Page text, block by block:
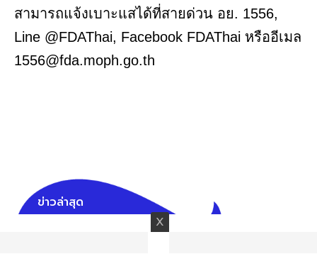
สามารถแจ้งเบาะแสได้ที่สายด่วน อย. 1556,
Line @FDAThai, Facebook FDAThai หรืออีเมล
1556@fda.moph.go.th
ข่าวล่าสุด